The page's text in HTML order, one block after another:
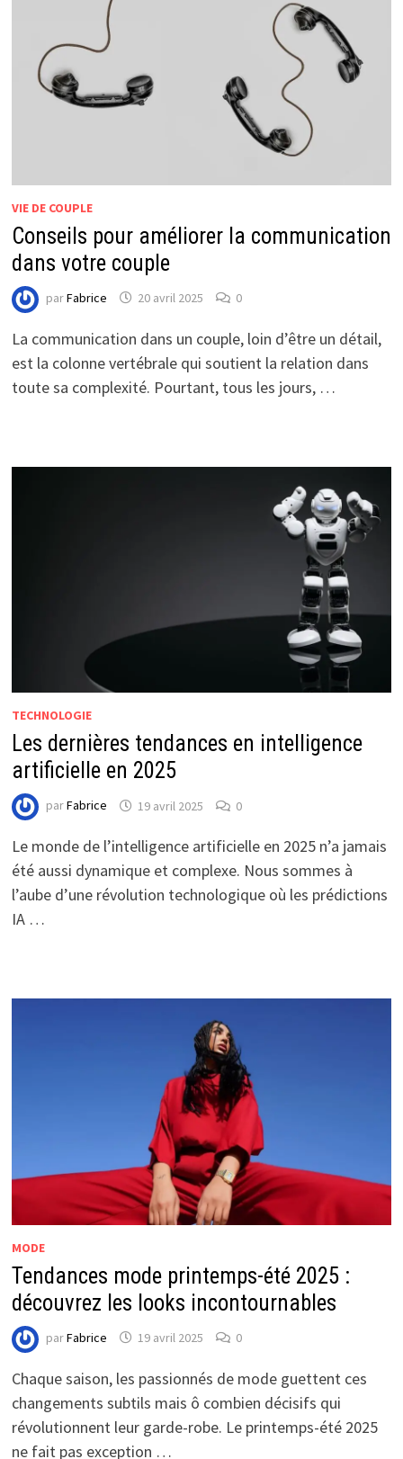
VIE DE COUPLE
Conseils pour améliorer la communication
dans votre couple
parFabrice 20 avril 2025 0
La communication dans un couple, loin d’être un détail,
est la colonne vertébrale qui soutient la relation dans
toute sa complexité. Pourtant, tous les jours, …
TECHNOLOGIE
Les dernières tendances en intelligence
artificielle en 2025
parFabrice 19 avril 2025 0
Le monde de l’intelligence artificielle en 2025 n’a jamais
été aussi dynamique et complexe. Nous sommes à
l’aube d’une révolution technologique où les prédictions
IA …
MODE
Tendances mode printemps-été 2025 :
découvrez les looks incontournables
parFabrice 19 avril 2025 0
Chaque saison, les passionnés de mode guettent ces
changements subtils mais ô combien décisifs qui
révolutionnent leur garde-robe. Le printemps-été 2025
ne fait pas exception …